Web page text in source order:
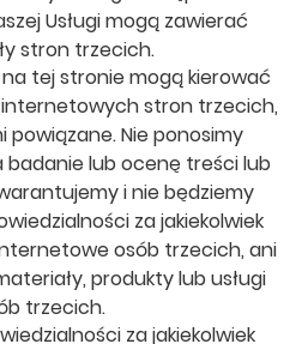
Usługi mogą zawierać
stron trzecich.
tej stronie mogą kierować
stron trzecich,
powiązane. Nie ponosimy
badanie lub ocenę treści lub
i nie będziemy
za jakiekolwiek
osób trzecich, ani
produkty lub usługi
trzecich.
za jakiekolwiek